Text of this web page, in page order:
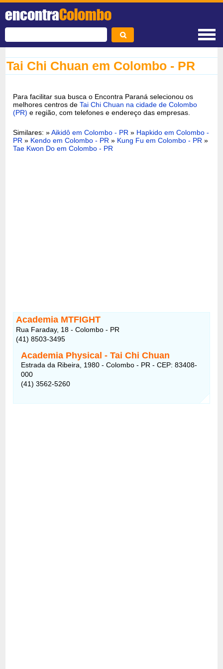
encontraColombo
Tai Chi Chuan em Colombo - PR
Para facilitar sua busca o Encontra Paraná selecionou os
melhores centros deTai Chi Chuan na cidade de Colombo
(PR) e região, com telefones e endereço das empresas.
Similares: »Aikidô em Colombo - PR » Hapkido em Colombo -
PR » Kendo em Colombo - PR » Kung Fu em Colombo - PR »
Tae Kwon Do em Colombo - PR
Academia MTFIGHT
Rua Faraday, 18 - Colombo - PR
(41) 8503-3495
Academia Physical - Tai Chi Chuan
Estrada da Ribeira, 1980 - Colombo - PR - CEP: 83408-
000
(41) 3562-5260